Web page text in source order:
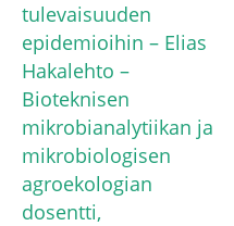
tulevaisuuden
epidemioihin – Elias
Hakalehto –
Bioteknisen
mikrobianalytiikan ja
mikrobiologisen
agroekologian
dosentti,